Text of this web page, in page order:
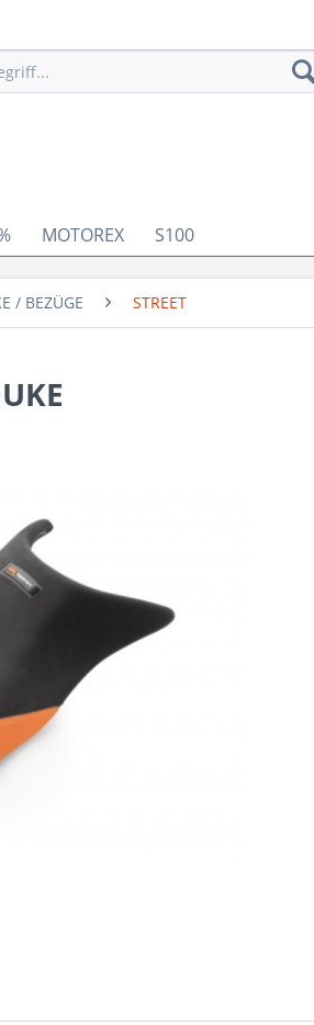
MOTOREX S100
/ BEZÜGE STREET